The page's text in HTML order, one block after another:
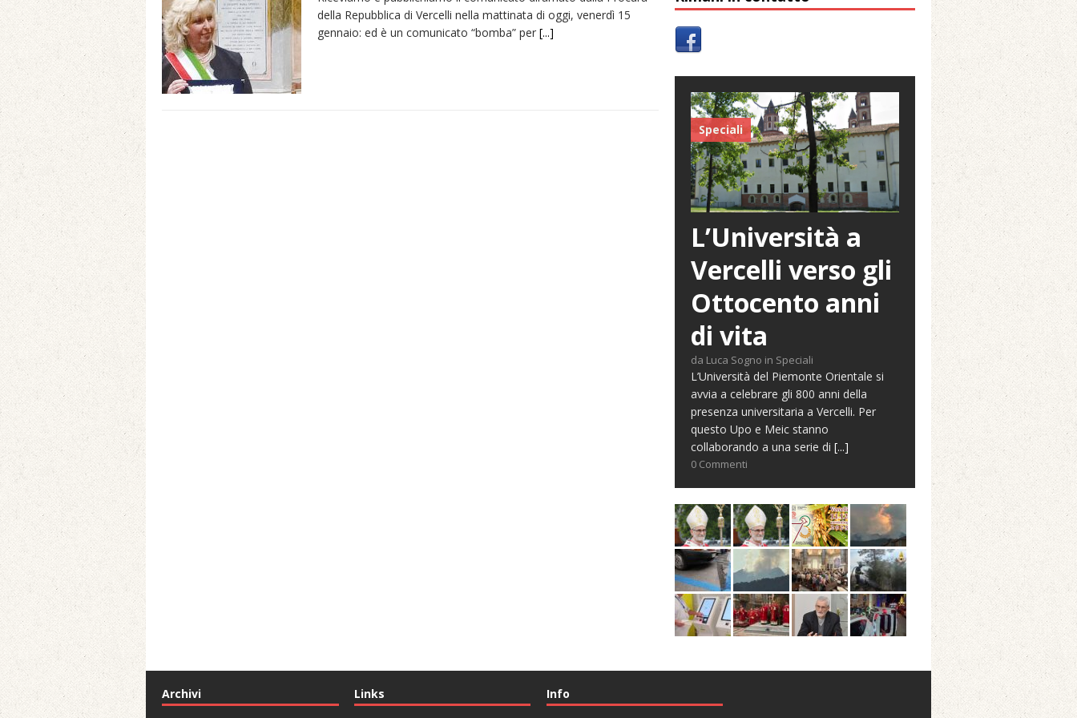
della Repubblica di Vercelli nella mattinata di oggi, venerdì 15
gennaio: ed è un comunicato “bomba” per [...]
Speciali
L’Università a
Vercelli verso gli
Ottocento anni
di vita
da Luca Sogno in Speciali
L’Università del Piemonte Orientale si
avvia a celebrare gli 800 anni della
presenza universitaria a Vercelli. Per
questo Upo e Meic stanno
collaborando a una serie di [...]
0 Commenti
Archivi Links Info